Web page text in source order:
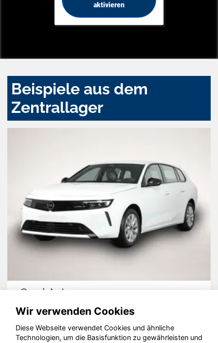
aktivieren
Beispiele aus dem
Zentrallager
Opel Astra
Wir verwenden Cookies
Diese Webseite verwendet Cookies und ähnliche
Technologien, um die Basisfunktion zu gewährleisten und